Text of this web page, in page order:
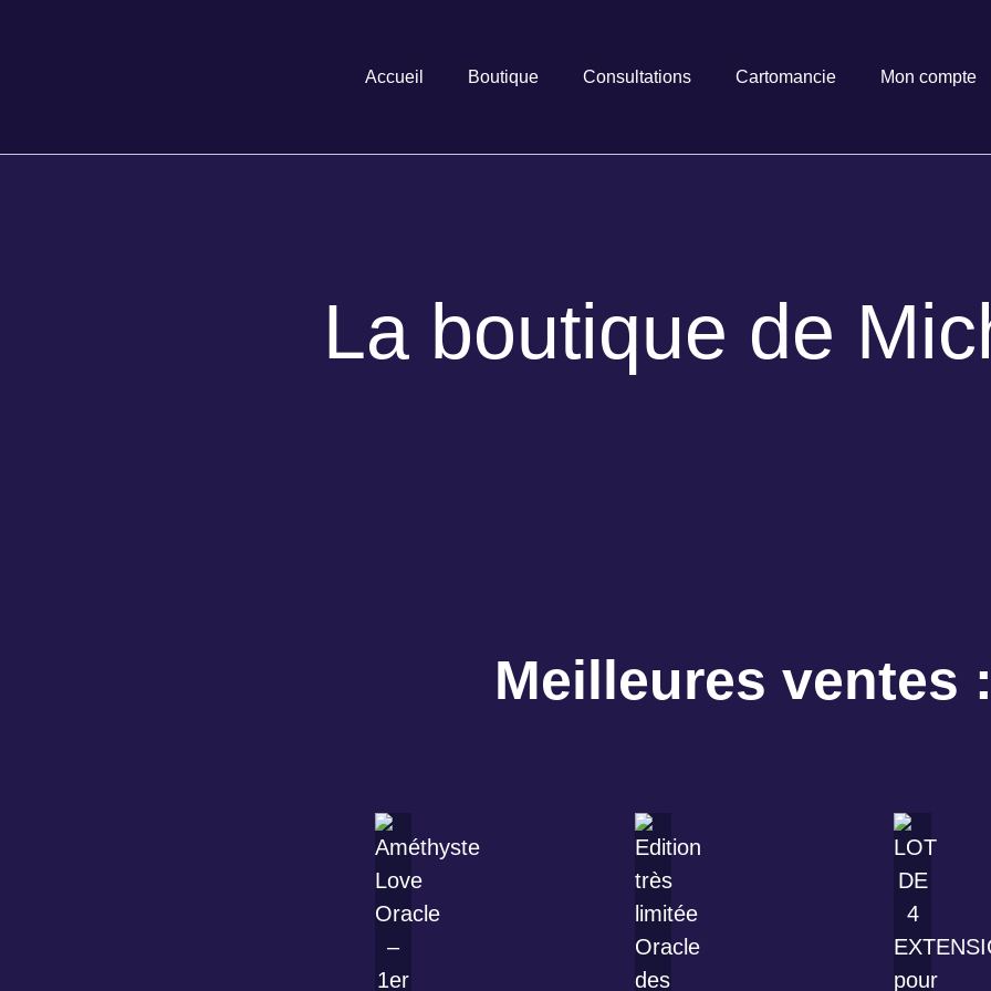
Accueil Boutique Consultations Cartomancie Mon compte
La boutique de
Meilleures ventes